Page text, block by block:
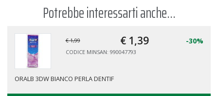
Potrebbe interessarti anche...
€ 1,99 € 1,39 -30%
CODICE MINSAN: 990047793
ORALB 3DW BIANCO PERLA DENTIF